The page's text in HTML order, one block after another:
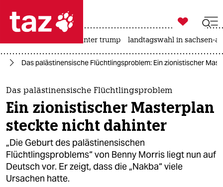
 taz zahl ich
taz zahl ich
themen
politik
öko
gesellschaft
kultur

taz zahl ich
usa unter trump landtagswahl in sachsen-
Das palästinensische Flüchtlingsproblem: Ein zionistischer
Das palästinensische Flüchtlingsproblem
Ein zionistischer Masterplan
steckte nicht dahinter
„Die Geburt des palästinensischen
Flüchtlingsproblems“ von Benny Morris liegt nun auf
Deutsch vor. Er zeigt, dass die „Nakba“ viele
Ursachen hatte.